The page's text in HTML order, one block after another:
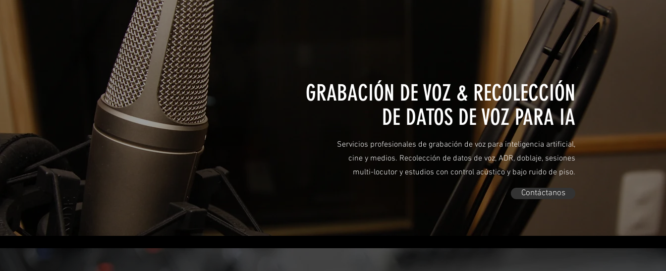
GRABACIÓN DE VOZ & RECOLECCIÓN
DE DATOS DE VOZ PARA IA
Servicios profesionales de grabación de voz para inteligencia artificial,
cine y medios. Recolección de datos de voz, ADR, doblaje, sesiones
multi-locutor y estudios con control acústico y bajo ruido de piso.
Contáctanos